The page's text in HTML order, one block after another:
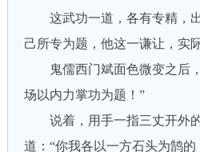
这武功一道，各有专精，出
己所专为题，他这一谦让，实
鬼儒西门斌面色微变之后，
场以内力掌功为题！”
说着，用手一指三丈开外的
道：“你我各以一方石头为鹄